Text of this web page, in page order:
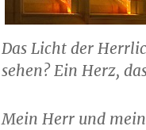
Das Licht der
sehen? Ein Herz,
Mein Herr und